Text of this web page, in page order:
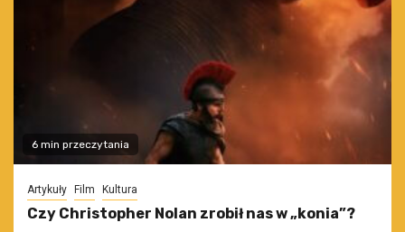
6 min przeczytania
Artykuły Film Kultura
Czy Christopher Nolan zrobił nas w „konia”?